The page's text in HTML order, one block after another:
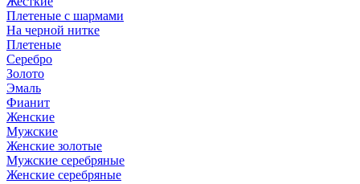
Плетеные с шармами
На черной нитке
Плетеные
Серебро
Золото
Эмаль
Фианит
Женские
Мужские
Женские золотые
Мужские серебряные
Женские серебряные